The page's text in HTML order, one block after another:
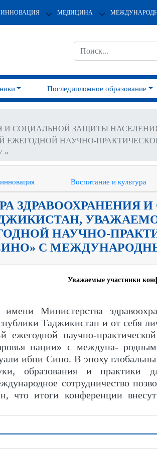
МЕДИЦИНА
Последипломное образование
И СОЦИАЛЬНОЙ ЗАЩИТЫ
ЕЖЕГОДНОЙ НАУЧНО-
«
Воспитание и культура
ЗДРАВООХРАНЕНИЯ
НАУЧНО-
С
Уважаемые участники
Министерства
Таджикистан и от себя
ежегодной научно-
нации» с междуна-
ибни Сино. В эпоху
образования и практики
сотрудничество
что итоги конференции